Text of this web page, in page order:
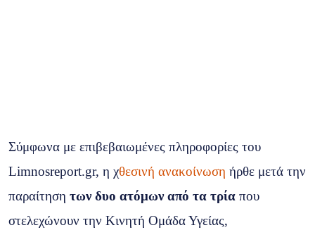
Σύμφωνα με επιβεβαιωμένες πληροφορίες του
Limnosreport.gr, η χθεσινή ανακοίνωση ήρθε μετά την
παραίτηση των δυο ατόμων από τα τρία που
στελεχώνουν την Κινητή Ομάδα Υγείας,